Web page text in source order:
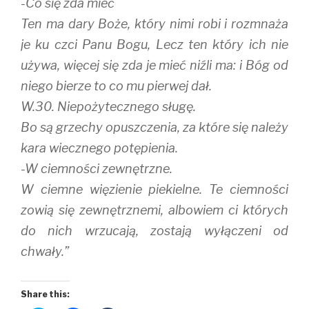
-Co się zda mieć
Ten ma dary Boże, który nimi robi i rozmnaża
je ku czci Panu Bogu, Lecz ten który ich nie
używa, więcej się zda je mieć niźli ma: i Bóg od
niego bierze to co mu pierwej dał.
W.30. Niepożytecznego sługę.
Bo są grzechy opuszczenia, za które się należy
kara wiecznego potępienia.
-W ciemności zewnętrzne.
W ciemne więzienie piekielne. Te ciemności
zowią się zewnętrznemi, albowiem ci których
do nich wrzucają, zostają wyłączeni od
chwały.”
Share this: